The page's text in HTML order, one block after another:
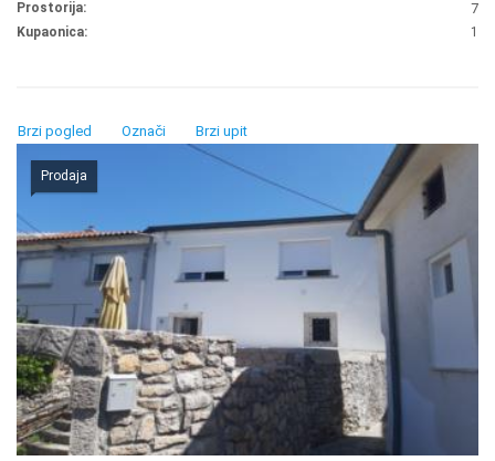
Prostorija:
7
Kupaonica: 1
Brzi pogled Označi Brzi upit
Prodaja